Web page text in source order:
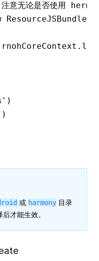
意无论是否使用
rnohCoreContext
)
)
或 harmony 目录
才能生效。